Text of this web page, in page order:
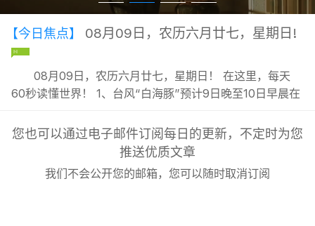
【今日焦点】 08月09日，农历六月廿七，星期日!
08月09日，农历六月廿七，星期日！ 在这里，每天
60秒读懂世界！ 1、台风“白海豚”预计9日晚至10日早晨在
等地有强降雨；; 2、新疆调整4A及以上景区自驾服务费，
统一按“车”收费；; 3、2026年本科未录满专业TOP50公
您也可以通过电子邮件订阅每日的更新，不定时为您
推送优质文章
我们不会公开您的邮箱，您可以随时取消订阅